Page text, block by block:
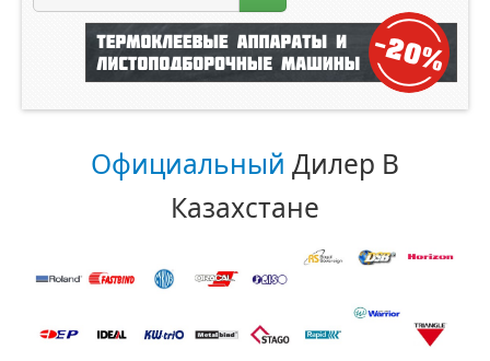
Официальный Дилер В
Казахстане